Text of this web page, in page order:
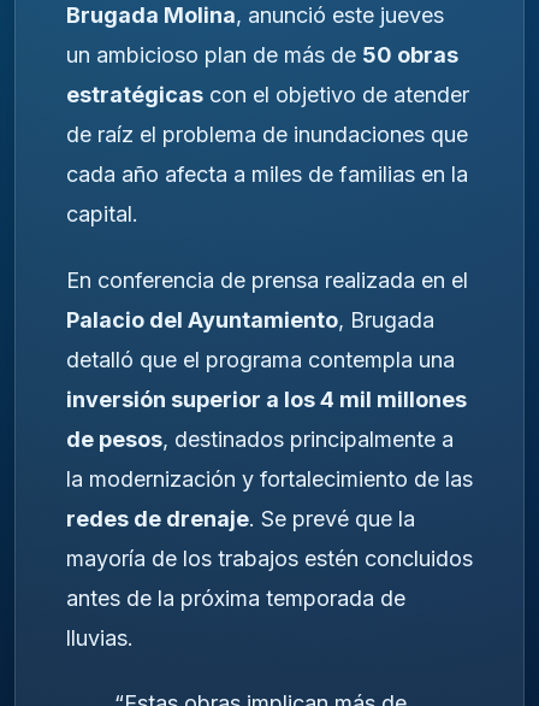
Brugada Molina, anunció este jueves
un ambicioso plan de más de 50 obras
estratégicas con el objetivo de atender
de raíz el problema de inundaciones que
cada año afecta a miles de familias en la
capital.
En conferencia de prensa realizada en el
Palacio del Ayuntamiento, Brugada
detalló que el programa contempla una
inversión superior a los 4 mil millones
de pesos, destinados principalmente a
la modernización y fortalecimiento de las
redes de drenaje. Se prevé que la
mayoría de los trabajos estén concluidos
antes de la próxima temporada de
lluvias.